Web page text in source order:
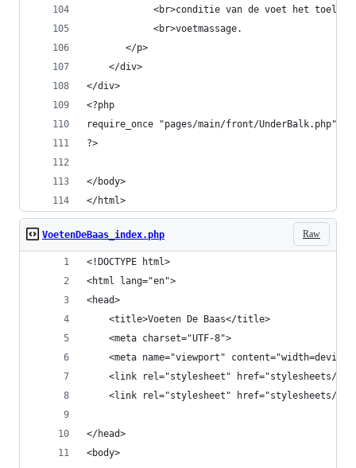
<br>conditie van de voet het
            <br>voetmassage.
       </p>
    </div>
</div>
<?php
require_once "pages/main/front/UnderBalk.php";
?>
</body>
</html>
Raw
VoetenDeBaas_index.php
<!DOCTYPE html>
<html lang="en">
<head>
    <title>Voeten De Baas</title>
    <meta charset="UTF-8">
<meta name="viewport"
<link rel="stylesheet" href="stylesheets/
<link rel="stylesheet" href="stylesheets/
</head>
<body>